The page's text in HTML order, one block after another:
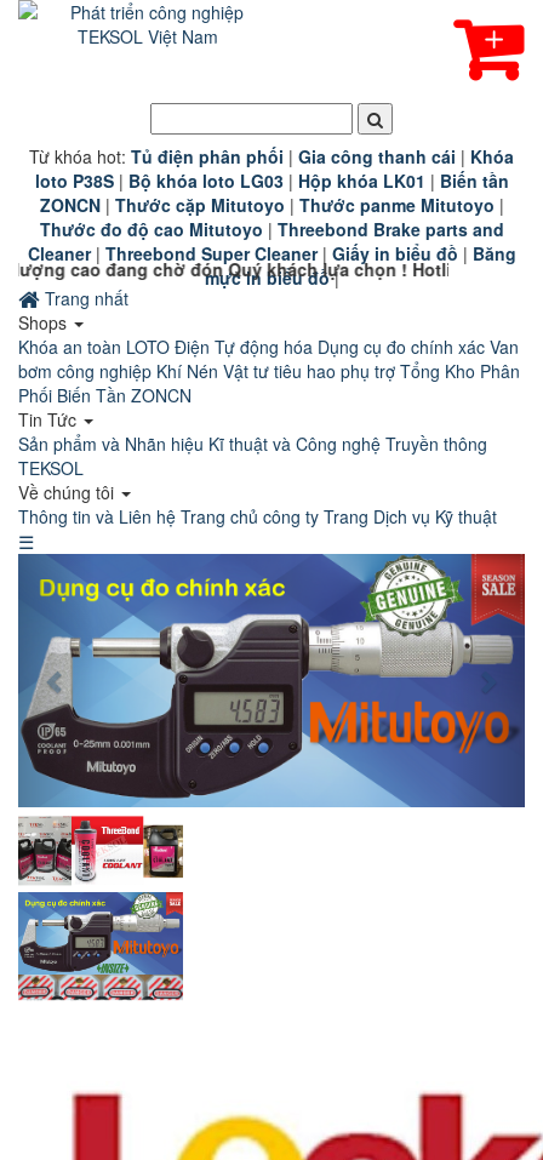
Từ khóa hot: Tủ điện phân phối | Gia công thanh cái | Khóa
loto P38S| Bộ khóa loto LG03| Hộp khóa LK01 | Biến tần
ZONCN| Thước cặp Mitutoyo | Thước panme Mitutoyo |
Thước đo độ cao Mitutoyo | Threebond Brake parts and
Cleaner| Threebond Super Cleaner| Giấy in biểu đồ | Băng
mực in biểu đồ |
chờ đón Quý khách lựa chọn ! Hotline 0911 110 800
Trang nhất
Shops
Khóa an toàn LOTO Điện Tự động hóa Dụng cụ đo chính xác Van
bơm công nghiệp Khí Nén Vật tư tiêu hao phụ trợ Tổng Kho Phân
Phối Biến Tần ZONCN
Tin Tức
Sản phẩm và Nhãn hiệu Kĩ thuật và Công nghệ Truyền thông
TEKSOL
Về chúng tôi
Thông tin và Liên hệ Trang chủ công ty Trang Dịch vụ Kỹ thuật
☰
Previous Next